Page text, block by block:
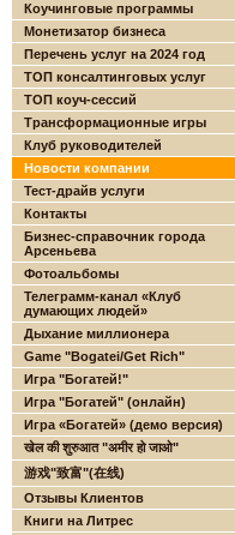
Коучинговые программы
Монетизатор бизнеса
Перечень услуг на 2024 год
ТОП консалтинговых услуг
ТОП коуч-сессий
Трансформационные игры
Клуб руководителей
Новости компании
Тест-драйв услуги
Контакты
Бизнес-справочник города
Арсеньева
Фотоальбомы
Телеграмм-канал «Клуб
думающих людей»
Дыхание миллионера
Game "Bogatei/Get Rich"
Игра "Богатей!"
Игра "Богатей" (онлайн)
Игра «Богатей» (демо версия)
खेल की शुरुआत "अमीर हो जाओ"
游戏"致富"(在线)
Отзывы Клиентов
Книги на Литрес